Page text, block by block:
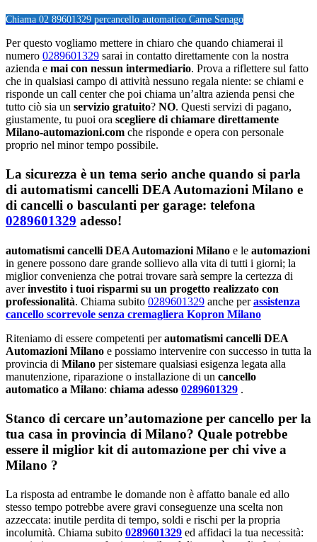
Chiama 02 89601329 percancello automatico Came Senago
Per questo vogliamo mettere in chiaro che quando chiamerai il
numero 0289601329 sarai in contatto direttamente con la nostra
azienda e mai con nessun intermediario. Prova a riflettere sul fatto
che in qualsiasi campo di attività nessuno regala niente: se chiami e
risponde un call center che poi chiama un’altra azienda pensi che
tutto ciò sia un servizio gratuito? NO. Questi servizi di pagano,
giustamente, tu puoi ora scegliere di chiamare direttamente
Milano-automazioni.com che risponde e opera con personale
proprio nel minor tempo possibile.
La sicurezza è un tema serio anche quando si parla
di automatismi cancelli DEA Automazioni Milano e
di cancelli o basculanti per garage: telefona
0289601329 adesso!
automatismi cancelli DEA Automazioni Milano e le automazioni
in genere possono dare grande sollievo alla vita di tutti i giorni; la
miglior convenienza che potrai trovare sarà sempre la certezza di
averinvestito i tuoi risparmi su un progetto realizzato con
professionalità. Chiama subito 0289601329 anche perassistenza
cancello scorrevole senza cremagliera Kopron Milano
Riteniamo di essere competenti perautomatismi cancelli DEA
Automazioni Milano e possiamo intervenire con successo in tutta la
provincia di Milano per sistemare qualsiasi esigenza legata alla
manutenzione, riparazione o installazione di un cancello
automatico a Milano: chiama adesso 0289601329 .
Stanco di cercare un’automazione per cancello per la
tua casa in provincia di Milano? Quale potrebbe
essere il miglior kit di automazione per chi vive a
Milano ?
La risposta ad entrambe le domande non è affatto banale ed allo
stesso tempo potrebbe avere gravi conseguenze una scelta non
azzeccata: inutile perdita di tempo, soldi e rischi per la propria
incolumità. Chiama subito 0289601329 ed affidaci la tua necessità: